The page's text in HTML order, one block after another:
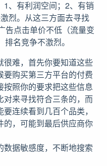
、有利润空间；2、有销
烈。从这三方面去寻找
告点击单价不低（流量变
名竞争不激烈。
很难，首先你要知道这些
购买第三方平台的付费
照你的要求把这些信息
对来寻找符合三条的，而
连续看到几百个品类，
的，可能到最后供应商你
据敏感度，不断地搜索